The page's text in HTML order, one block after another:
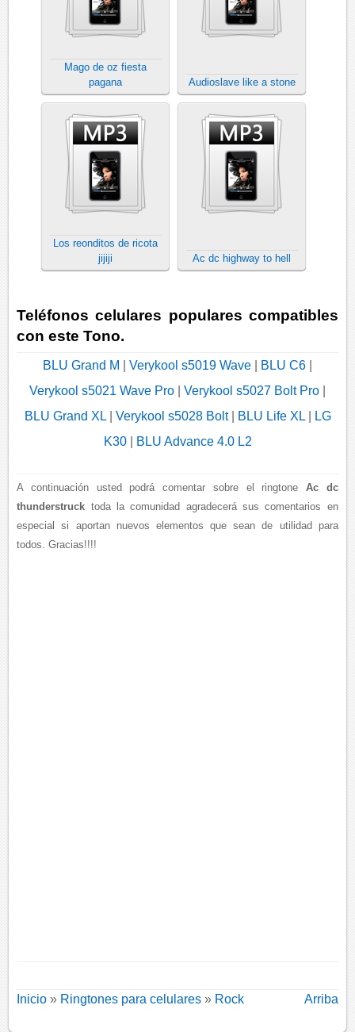
Mago de oz fiesta
pagana
Audioslave like a stone
Los reonditos de ricota
jijiji
Ac dc highway to hell
Teléfonos celulares populares compatibles
con este Tono.
BLU Grand M Verykool s5019 Wave BLU C6
Verykool s5021 Wave Pro
Verykool s5027 Bolt Pro
BLU Grand XL| Verykool s5028 Bolt| BLU Life XL|
LG
K30| BLU Advance 4.0 L2
A continuación usted podrá comentar sobre el ringtoneAc dc
thunderstruck toda la comunidad agradecerá sus comentarios en
especial si aportan nuevos elementos que sean de utilidad para
todos. Gracias!!!!
Inicio » Ringtones para celulares » Rock Arriba